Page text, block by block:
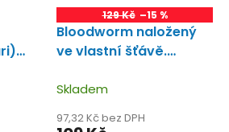
129 Kč –15 %
Bloodworm naložený
ve vlastní šťávě.
kaprů!!
Skladem
97,32 Kč bez DPH